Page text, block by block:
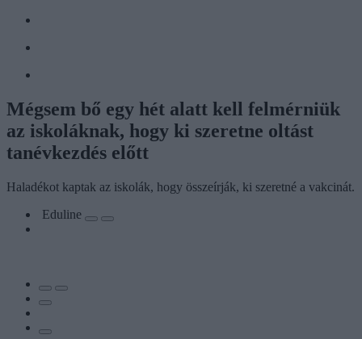
Mégsem bő egy hét alatt kell felmérniük
az iskoláknak, hogy ki szeretne oltást
tanévkezdés előtt
Haladékot kaptak az iskolák, hogy összeírják, ki szeretné a vakcinát.
Eduline